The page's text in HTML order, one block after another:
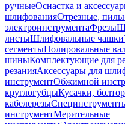
ручныеОснастка и
шлифованияОтрезные,
электроинструментаФрезы
листыШлифовальные чашки
сегментыПолировальные
шиныКомплектующие для
резанияАксессуары для
инструментОбжимной
круглогубцыКусачки,
кабелерезы
инструментМерительные